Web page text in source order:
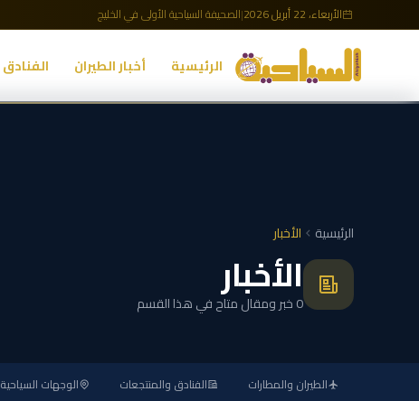
الأربعاء، 22 أبريل 2026 |الصحيفة السياحية الأولى في الخليج
الرئيسية أخبار الطيران الفنادق
الرئيسية الأخبار
الأخبار0 خبر ومقال متاح في هذا القسم
الطيران والمطارات الفنادق والمنتجعات الوجهات السياحية